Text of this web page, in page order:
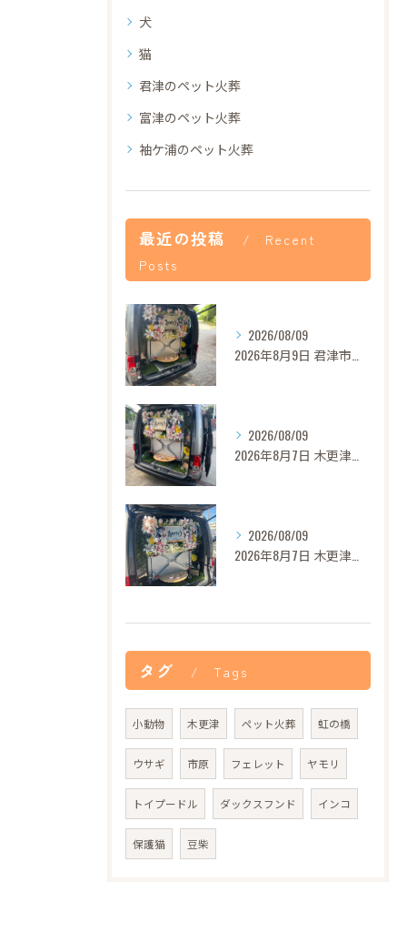
犬
猫
君津のペット火葬
富津のペット火葬
袖ケ浦のペット火葬
最近の投稿
Recent
Posts
2026/08/09
2026/08/09
2026/08/09
タグ Tags
小動物 木更津 ペット火葬 虹の橋
ウサギ 市原 フェレット ヤモリ
トイプードル ダックスフンド インコ
保護猫 豆柴